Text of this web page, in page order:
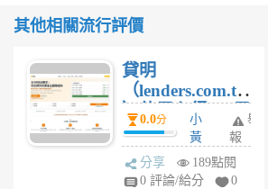
其他相關流行評價
貸明
（lenders.com.tw
）使用心得 — 民
間貸款比較平台
體驗
0.0分
小
黃
蜂
1
舉
報
分享
189點閱
0 評論/給分
0